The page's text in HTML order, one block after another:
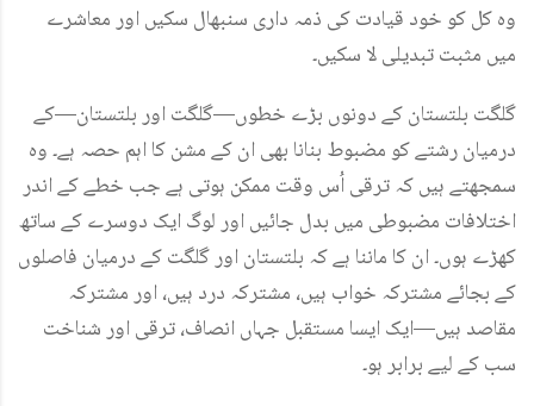
وہ کل کو خود قیادت کی ذمہ داری سنبھال سکیں اور معاشرے
میں مثبت تبدیلی لا سکیں۔
گلگت بلتستان کے دونوں بڑے خطوں—گلگت اور بلتستان—کے
درمیان رشتے کو مضبوط بنانا بھی ان کے مشن کا اہم حصہ ہے۔ وہ
سمجھتے ہیں کہ ترقی اُس وقت ممکن ہوتی ہے جب خطے کے اندر
اختلافات مضبوطی میں بدل جائیں اور لوگ ایک دوسرے کے ساتھ
کھڑے ہوں۔ ان کا ماننا ہے کہ بلتستان اور گلگت کے درمیان فاصلوں
کے بجائے مشترکہ خواب ہیں، مشترکہ درد ہیں، اور مشترکہ
مقاصد ہیں—ایک ایسا مستقبل جہاں انصاف، ترقی اور شناخت
سب کے لیے برابر ہو۔